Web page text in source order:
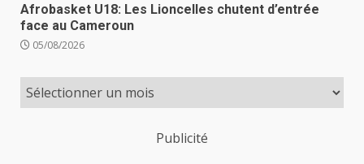
Afrobasket U18: Les Lioncelles chutent d’entrée
face au Cameroun
05/08/2026
Publicité